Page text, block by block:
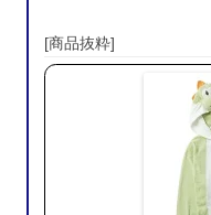
[商品抜粋]